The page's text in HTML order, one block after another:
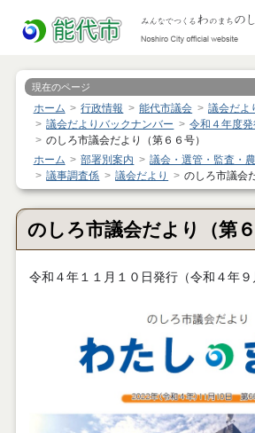
現在のページ
ホーム 行政情報 能代市議会
議会だよ
議会だよりバックナンバー
令和４年度
のしろ市議会だより（第６６号）
ホーム
部署別案内 議会・選管・監査・
議事調査係
議会だより のしろ市議会
のしろ市議会だより（第
令和４年１１月１０日発行（令和４年９